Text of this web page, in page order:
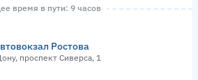
время в пути: 9 часов
Ростова
проспект Сиверса, 1